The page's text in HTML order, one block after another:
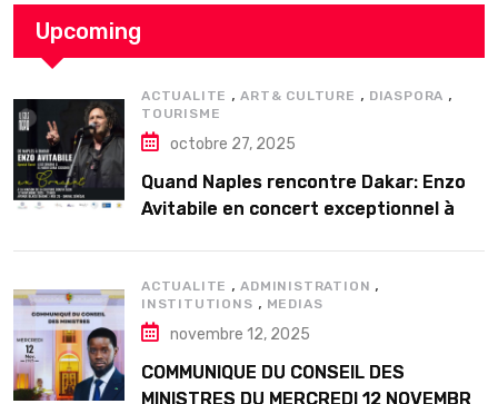
Upcoming
ACTUALITE ,ART& CULTURE , DIASPORA ,
TOURISME
octobre 27, 2025
Quand Naples rencontre Dakar: Enzo
Avitabile en concert exceptionnel à
ACTUALITE ,ADMINISTRATION ,
INSTITUTIONS , MEDIAS
novembre 12, 2025
COMMUNIQUE DU CONSEIL DES
MINISTRES DU MERCREDI 12 NOVEMBRE